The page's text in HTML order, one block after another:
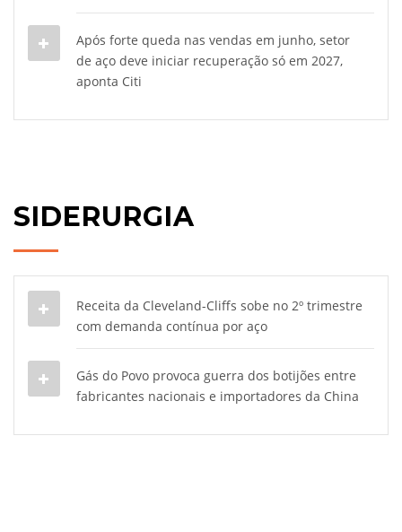
Após forte queda nas vendas em junho, setor
de aço deve iniciar recuperação só em 2027,
aponta Citi
SIDERURGIA
Receita da Cleveland-Cliffs sobe no 2º trimestre
com demanda contínua por aço
Gás do Povo provoca guerra dos botijões entre
fabricantes nacionais e importadores da China